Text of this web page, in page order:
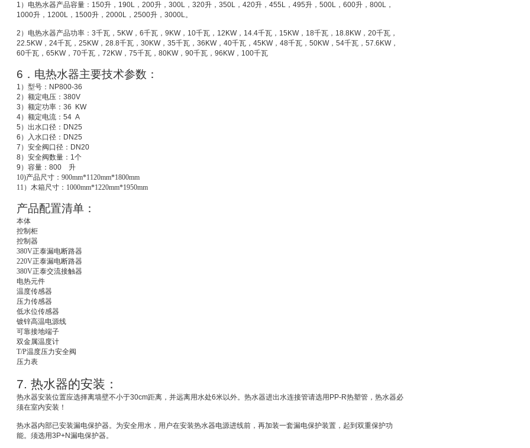
1 ）电热水器产品容量： 150升 ， 190L ， 200升 ， 300L ， 320升 ， 350L ， 420升 ， 455L ， 495升 ， 500L ， 600升 ， 800L ，
1000升 ， 1200L ， 1500升 ， 2000L ， 2500升 ， 3000L。
2 ）电热水器产品功率： 3千瓦， 5KW， 6千瓦， 9KW， 10千瓦， 12KW， 14.4千瓦， 15KW， 18千瓦， 18.8KW， 20千瓦，
22.5KW， 24千瓦， 25KW， 28.8千瓦， 30KW， 35千瓦， 36KW， 40千瓦， 45KW， 48千瓦， 50KW， 54千瓦， 57.6KW，
60千瓦， 65KW， 70千瓦， 72KW， 75千瓦， 80KW， 90千瓦， 96KW， 100千瓦
6 ．电热水器主要技术参数：
1 ）型号： NP800-36
2 ）额定电压： 380V
3 ）额定功率： 36 KW
4）额定电流： 54 A
5 ）出水口径： DN25
6 ）入水口径： DN25
7 ）安全阀口径： DN20
8）安全阀数量： 1个
9 ）容量： 800 升
10)产品尺寸：900mm*1120mm*1800mm
11 ）木箱尺寸：1000mm*1220mm*1950mm
产品配置清单：
本体
控制柜
控制器
380V正泰漏电断路器
220V正泰漏电断路器
380V正泰交流接触器
电热元件
温度传感器
压力传感器
低水位传感器
镀锌高温电源线
可靠接地端子
双金属温度计
T/P温度压力安全阀
压力表
7. 热水器的安装：
热水器安装位置应选择离墙壁不小于30cm距离，并远离用水处6米以外。热水器进出水连接管请选用 PP-R热塑管，热水器必
须在室内安装！
热水器内部已安装漏电保护器。为安全用水，用户在安装热水器电源进线前，再加装一套漏电保护装置，起到双重保护功
能。须选用3P+N漏电保护器。